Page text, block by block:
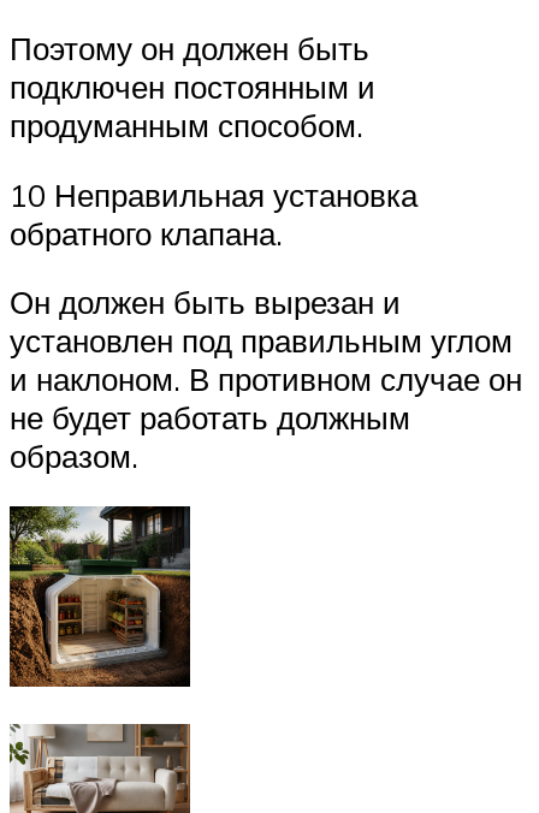
Поэтому он должен быть
подключен постоянным и
продуманным способом.
10 Неправильная установка
обратного клапана.
Он должен быть вырезан и
установлен под правильным углом
и наклоном. В противном случае он
не будет работать должным
образом.